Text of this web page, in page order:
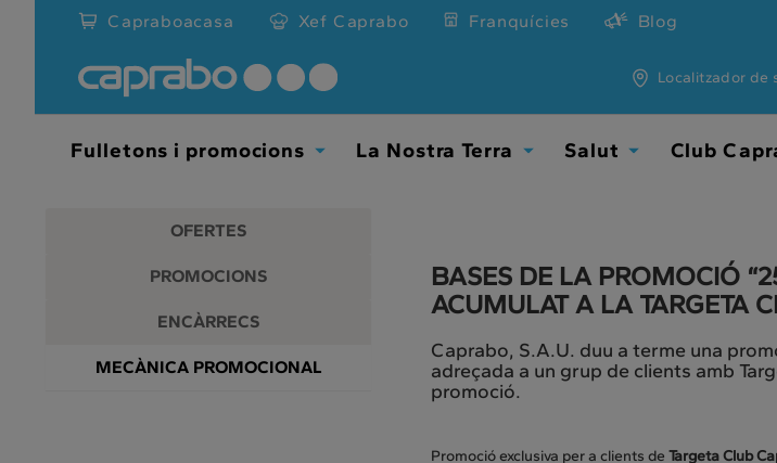
Promocions
descomptes
supermercats
Capraboacasa Xef Caprabo Franquícies Blog
Localitzador de
Fulletons i promocions La Nostra Terra Salut Club
OFERTES
PROMOCIONS
ENCÀRRECS
MECÀNICA PROMOCIONAL
BASES DE LA PROMOCIÓ
ACUMULAT A LA TARGETA
Caprabo, S.A.U. duu a terme una
adreçada a un grup de clients amb
promoció.
Promoció exclusiva per a clients de Targeta Club